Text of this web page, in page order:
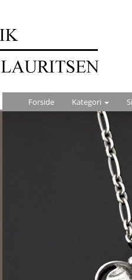
Forside Kategori